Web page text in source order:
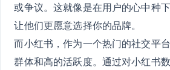
或争议。这就像是在用户的心中种
让他们更愿意选择你的品牌。
而小红书，作为一个热门的社交平
群体和高的活跃度。通过对小红书